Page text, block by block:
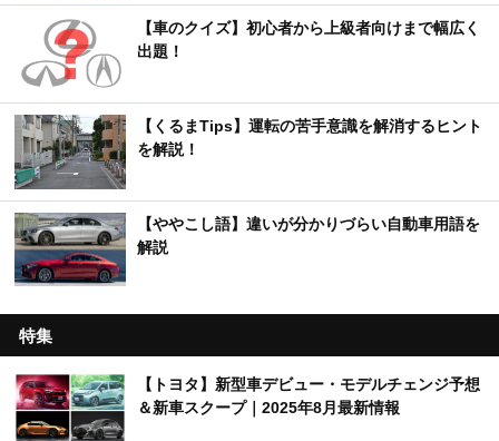
【車のクイズ】初心者から上級者向けまで幅広く
出題！
【くるまTips】運転の苦手意識を解消するヒント
を解説！
【ややこし語】違いが分かりづらい自動車用語を
解説
特集
【トヨタ】新型車デビュー・モデルチェンジ予想
＆新車スクープ｜2025年8月最新情報